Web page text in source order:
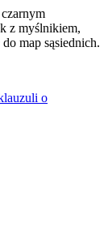
z myślnikiem,
map sąsiednich.
o